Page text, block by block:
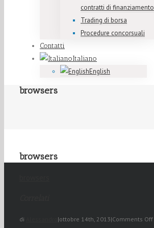
contratti di finanziamento
Trading di borsa
Procedure concorsuali
Contatti
Italiano
English
browsers
browsers
di |ottobre 14th, 2013|Comments Off